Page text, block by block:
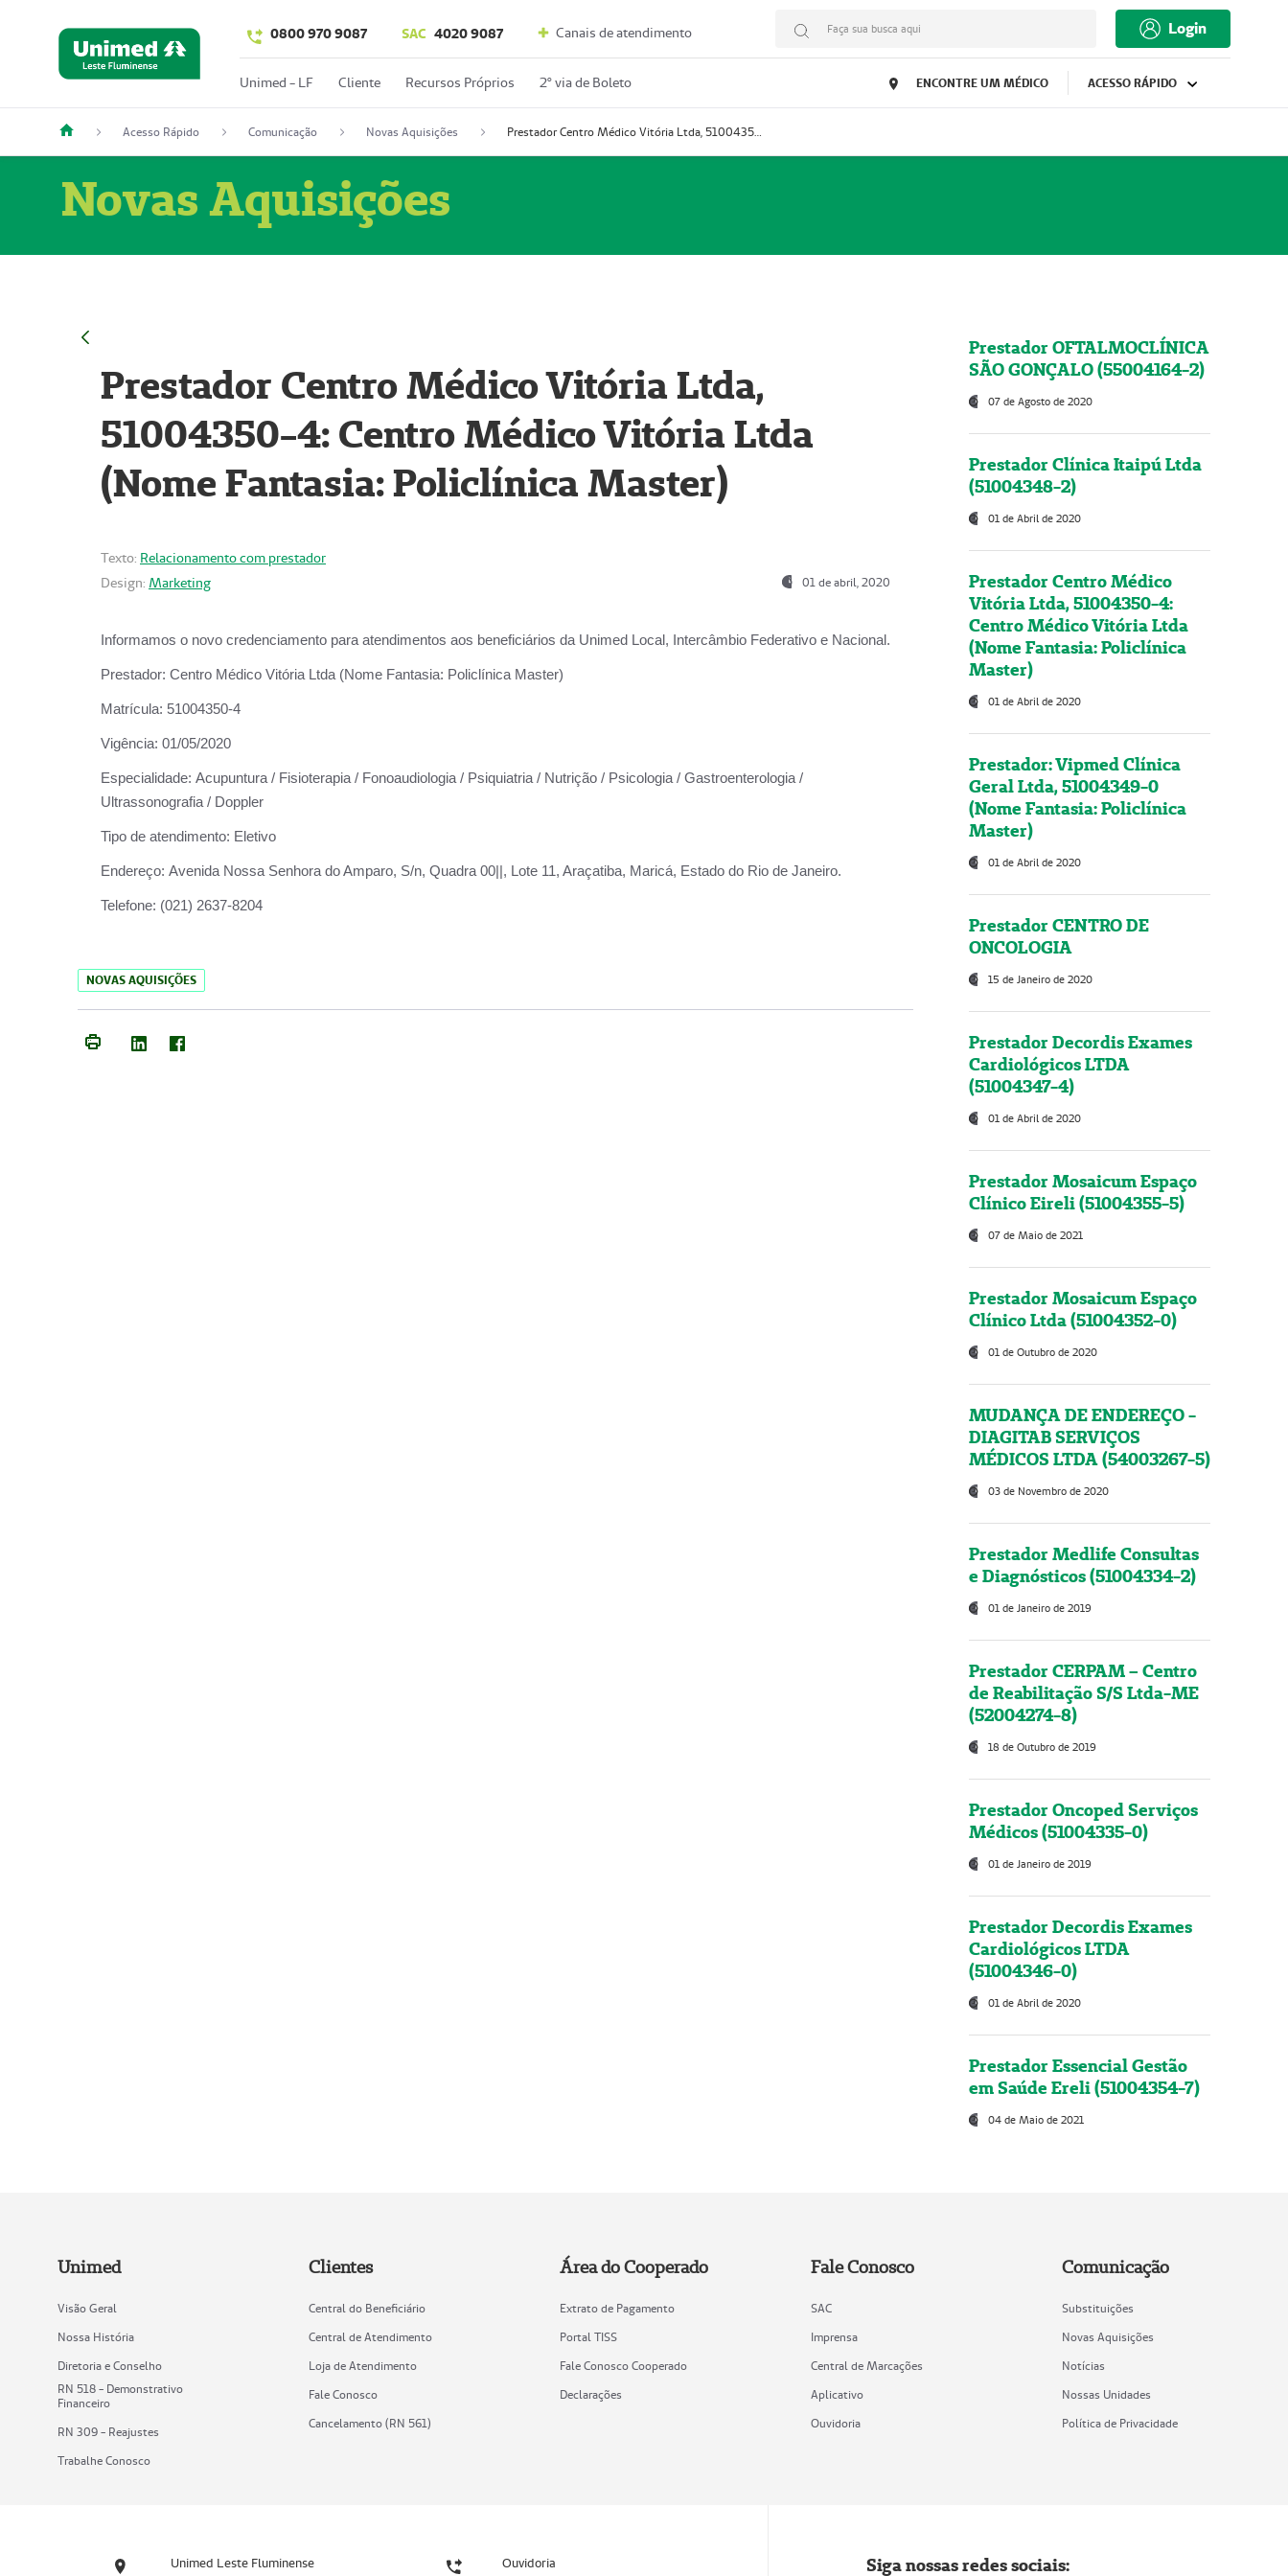
0800 970 9087 SAC 4020 9087 Canais de atendimento Faça sua busca aqui Login
Unimed - LF Cliente Recursos Próprios 2º via de Boleto ENCONTRE UM MÉDICO ACESSO RÁPIDO
Acesso Rápido Comunicação Novas Aquisições Prestador Centro Médico Vitória Ltda, 51004350-4: Centro Médico Vitória Ltda (Nome Fantasia: Policlínica Master)
Novas Aquisições
Prestador Centro Médico Vitória Ltda,
51004350-4: Centro Médico Vitória Ltda
(Nome Fantasia: Policlínica Master)
Texto: Relacionamento com prestador
Design: Marketing 01 de abril, 2020
Informamos o novo credenciamento para atendimentos aos beneficiários da Unimed Local, Intercâmbio Federativo e Nacional.
Prestador: Centro Médico Vitória Ltda (Nome Fantasia: Policlínica Master)
Matrícula: 51004350-4
Vigência: 01/05/2020
Especialidade: Acupuntura / Fisioterapia / Fonoaudiologia / Psiquiatria / Nutrição / Psicologia / Gastroenterologia /
Ultrassonografia / Doppler
Tipo de atendimento: Eletivo
Endereço: Avenida Nossa Senhora do Amparo, S/n, Quadra 00||, Lote 11, Araçatiba, Maricá, Estado do Rio de Janeiro.
Telefone: (021) 2637-8204
NOVAS AQUISIÇÕES
Prestador OFTALMOCLÍNICA
SÃO GONÇALO (55004164-2)
07 de Agosto de 2020
Prestador Clínica Itaipú Ltda
(51004348-2)
01 de Abril de 2020
Prestador Centro Médico
Vitória Ltda, 51004350-4:
Centro Médico Vitória Ltda
(Nome Fantasia: Policlínica
Master)
01 de Abril de 2020
Prestador: Vipmed Clínica
Geral Ltda, 51004349-0
(Nome Fantasia: Policlínica
Master)
01 de Abril de 2020
Prestador CENTRO DE
ONCOLOGIA
15 de Janeiro de 2020
Prestador Decordis Exames
Cardiológicos LTDA
(51004347-4)
01 de Abril de 2020
Prestador Mosaicum Espaço
Clínico Eireli (51004355-5)
07 de Maio de 2021
Prestador Mosaicum Espaço
Clínico Ltda (51004352-0)
01 de Outubro de 2020
MUDANÇA DE ENDEREÇO -
DIAGITAB SERVIÇOS
MÉDICOS LTDA (54003267-5)
03 de Novembro de 2020
Prestador Medlife Consultas
e Diagnósticos (51004334-2)
01 de Janeiro de 2019
Prestador CERPAM – Centro
de Reabilitação S/S Ltda-ME
(52004274-8)
18 de Outubro de 2019
Prestador Oncoped Serviços
Médicos (51004335-0)
01 de Janeiro de 2019
Prestador Decordis Exames
Cardiológicos LTDA
(51004346-0)
01 de Abril de 2020
Prestador Essencial Gestão
em Saúde Ereli (51004354-7)
04 de Maio de 2021
Unimed
Visão Geral
Nossa História
Diretoria e Conselho
RN 518 - Demonstrativo
Financeiro
RN 309 - Reajustes
Trabalhe Conosco
Clientes
Central do Beneficiário
Central de Atendimento
Loja de Atendimento
Fale Conosco
Cancelamento (RN 561)
Área do Cooperado
Extrato de Pagamento
Portal TISS
Fale Conosco Cooperado
Declarações
Fale Conosco
SAC
Imprensa
Central de Marcações
Aplicativo
Ouvidoria
Comunicação
Substituições
Novas Aquisições
Notícias
Nossas Unidades
Política de Privacidade
Unimed Leste Fluminense Ouvidoria Siga nossas redes sociais: